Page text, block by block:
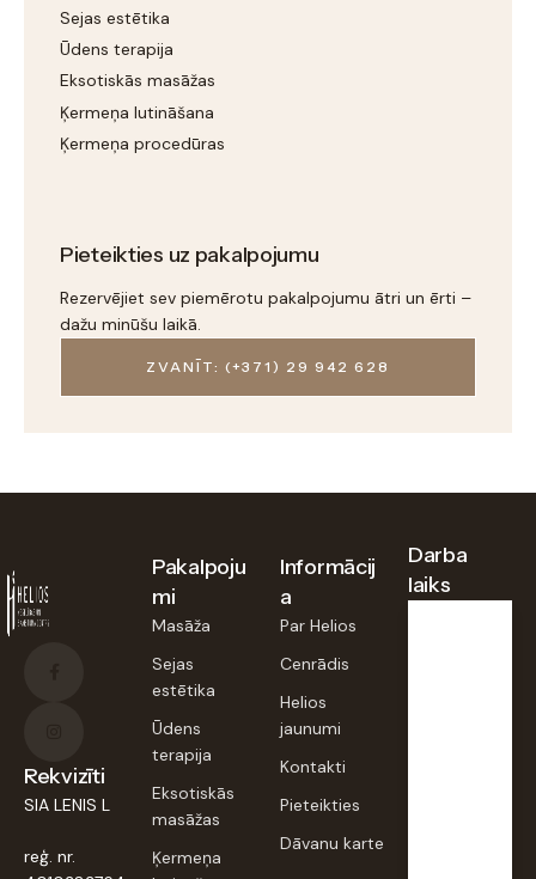
Sejas estētika
Ūdens terapija
Eksotiskās masāžas
Ķermeņa lutināšana
Ķermeņa procedūras
Pieteikties uz pakalpojumu
Rezervējiet sev piemērotu pakalpojumu ātri un ērti –
dažu minūšu laikā.
ZVANĪT: (+371) 29 942 628
Rekvizīti
SIA LENIS L
reģ. nr.
Pakalpoju
mi
Masāža
Sejas
estētika
Ūdens
terapija
Eksotiskās
masāžas
Ķermeņa
Informācij
a
Par Helios
Cenrādis
Helios
jaunumi
Kontakti
Pieteikties
Dāvanu karte
Darba
laiks